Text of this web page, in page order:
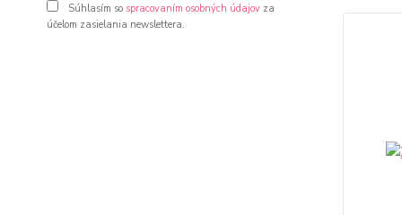
Súhlasím so spracovaním osobných údajov za
účelom zasielania newslettera.